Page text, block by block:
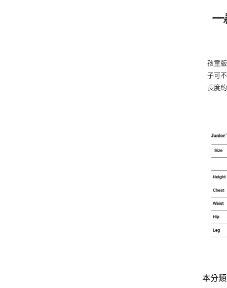
一
孩童
子可
長度
本分